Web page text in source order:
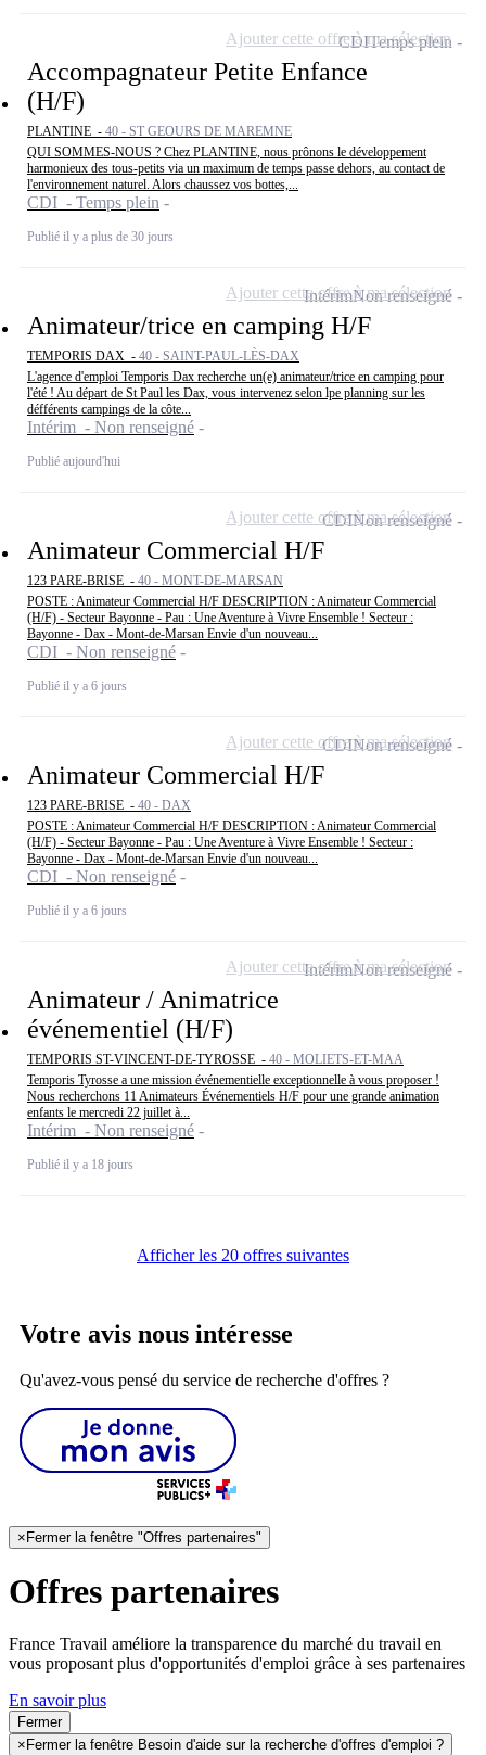
Accompagnateur Petite Enfance
(H/F)
PLANTINE - 40 - ST GEOURS DE MAREMNE
QUI SOMMES-NOUS ? Chez PLANTINE, nous prônons le développement
harmonieux des tous-petits via un maximum de temps passe dehors, au contact de
l'environnement naturel. Alors chaussez vos bottes,...
CDI - Temps plein
Publié il y a plus de 30 jours
CDITemps plein
Ajouter cette offre à ma sélection
Animateur/trice en camping H/F
TEMPORIS DAX - 40 - SAINT-PAUL-LÈS-DAX
L'agence d'emploi Temporis Dax recherche un(e) animateur/trice en camping pour
l'été ! Au départ de St Paul les Dax, vous intervenez selon lpe planning sur les
défférents campings de la côte...
Intérim - Non renseigné
Publié aujourd'hui
IntérimNon renseigné
Ajouter cette offre à ma sélection
Animateur Commercial H/F
123 PARE-BRISE - 40 - MONT-DE-MARSAN
POSTE : Animateur Commercial H/F DESCRIPTION : Animateur Commercial
(H/F) - Secteur Bayonne - Pau : Une Aventure à Vivre Ensemble ! Secteur :
Bayonne - Dax - Mont-de-Marsan Envie d'un nouveau...
CDI - Non renseigné
Publié il y a 6 jours
CDINon renseigné
Ajouter cette offre à ma sélection
Animateur Commercial H/F
123 PARE-BRISE - 40 - DAX
POSTE : Animateur Commercial H/F DESCRIPTION : Animateur Commercial
(H/F) - Secteur Bayonne - Pau : Une Aventure à Vivre Ensemble ! Secteur :
Bayonne - Dax - Mont-de-Marsan Envie d'un nouveau...
CDI - Non renseigné
Publié il y a 6 jours
CDINon renseigné
Ajouter cette offre à ma sélection
Animateur / Animatrice
événementiel (H/F)
TEMPORIS ST-VINCENT-DE-TYROSSE - 40 - MOLIETS-ET-MAA
Temporis Tyrosse a une mission événementielle exceptionnelle à vous proposer !
Nous recherchons 11 Animateurs Événementiels H/F pour une grande animation
enfants le mercredi 22 juillet à...
Intérim - Non renseigné
Publié il y a 18 jours
IntérimNon renseigné
Ajouter cette offre à ma sélection
Afficher les 20 offres suivantes
Votre avis nous intéresse
Qu'avez-vous pensé du service de recherche d'offres ?
×Fermer la fenêtre "Offres partenaires"
Offres partenaires
France Travail améliore la transparence du marché du travail en
vous proposant plus d'opportunités d'emploi grâce à ses partenaires
En savoir plus
Fermer
× Fermer la fenêtre Besoin d'aide sur la recherche d'offres d'emploi ?